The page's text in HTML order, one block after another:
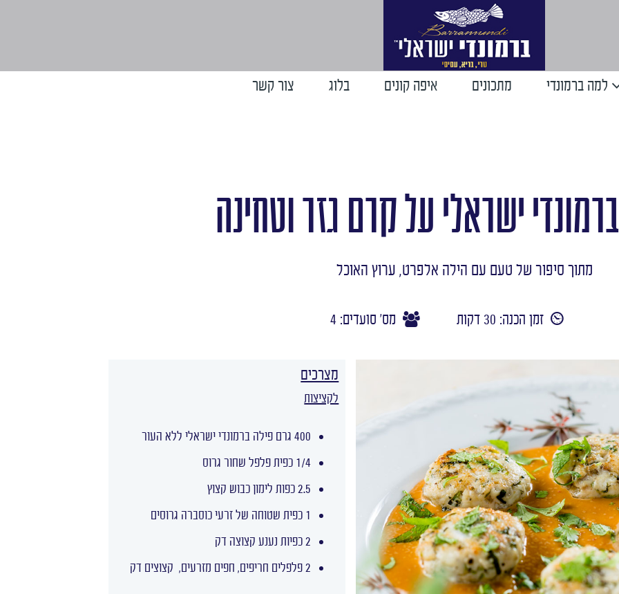
למה ברמונדי מתכונים איפה קונים בלוג צור קשר
ישראלי על קרם גזר וטחינה
מתוך סיפור של טעם עם הילה אלפרט, ערוץ האוכל
זמן הכנה: 30 דקות מס' סועדים: 4
מצרכים
לקציצות
400 גרם פילה ברמונדי ישראלי ללא העור
1/4 כפית פלפל שחור גרוס
2.5 כפות לימון כבוש קצוץ
1 כפית שטוחה של זרעי כוסברה גרוסים
2 כפיות נענע קצוצה דק
2 פלפלים חריפים, חפים מזרעים, קצוצים דק